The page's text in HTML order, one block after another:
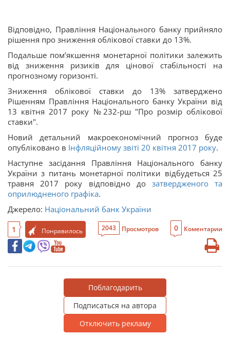
Відповідно, Правління Національного банку прийняло
рішення про зниження облікової ставки до 13%.
Подальше пом’якшення монетарної політики залежить
від зниження ризиків для цінової стабільності на
прогнозному горизонті.
Зниження облікової ставки до 13% затверджено
Рішенням Правління Національного банку України від
13 квітня 2017 року №232-рш "Про розмір облікової
ставки".
Новий детальний макроекономічний прогноз буде
опубліковано в Інфляційному звіті 20 квітня 2017 року.
Наступне засідання Правління Національного банку
України з питань монетарної політики відбудеться 25
травня 2017 року відповідно до затвердженого та
оприлюдненого графіка.
Джерело: Нацiональний банк України
1 Понравилось 2043 Просмотров 0 Коментарии
Поблагодарить
Подписаться на автора
Отключить рекламу